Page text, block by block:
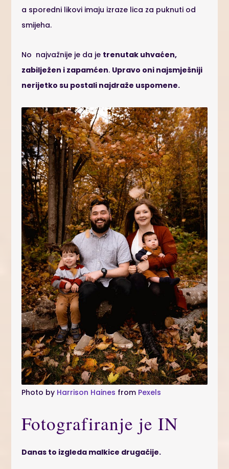
a sporedni likovi imaju izraze lica za puknuti od
smijeha.
No najvažnije je da je trenutak uhvaćen,
zabilježen i zapamćen. Upravo oni najsmješniji
nerijetko su postali najdraže uspomene.
Photo by Harrison Haines from Pexels
Fotografiranje je IN
Danas to izgleda malkice drugačije.